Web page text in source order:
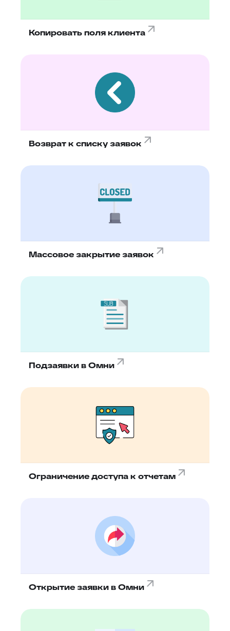
Копировать поля клиента
Возврат к списку заявок
Массовое закрытие заявок
Подзаявки в Омни
Ограничение доступа к отчетам
Открытие заявки в Омни